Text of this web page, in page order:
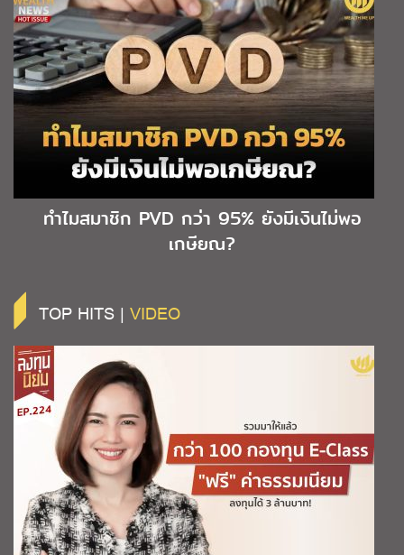
ทำไมสมาชิก PVD กว่า 95% ยังมีเงินไม่พอ
เกษียณ?
TOP HITS | VIDEO